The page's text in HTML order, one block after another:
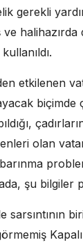
gerekli
ve halihazırda
etkilenen
biçimde
olan
barınma
şu bilgiler
sarsıntının
Kapalı